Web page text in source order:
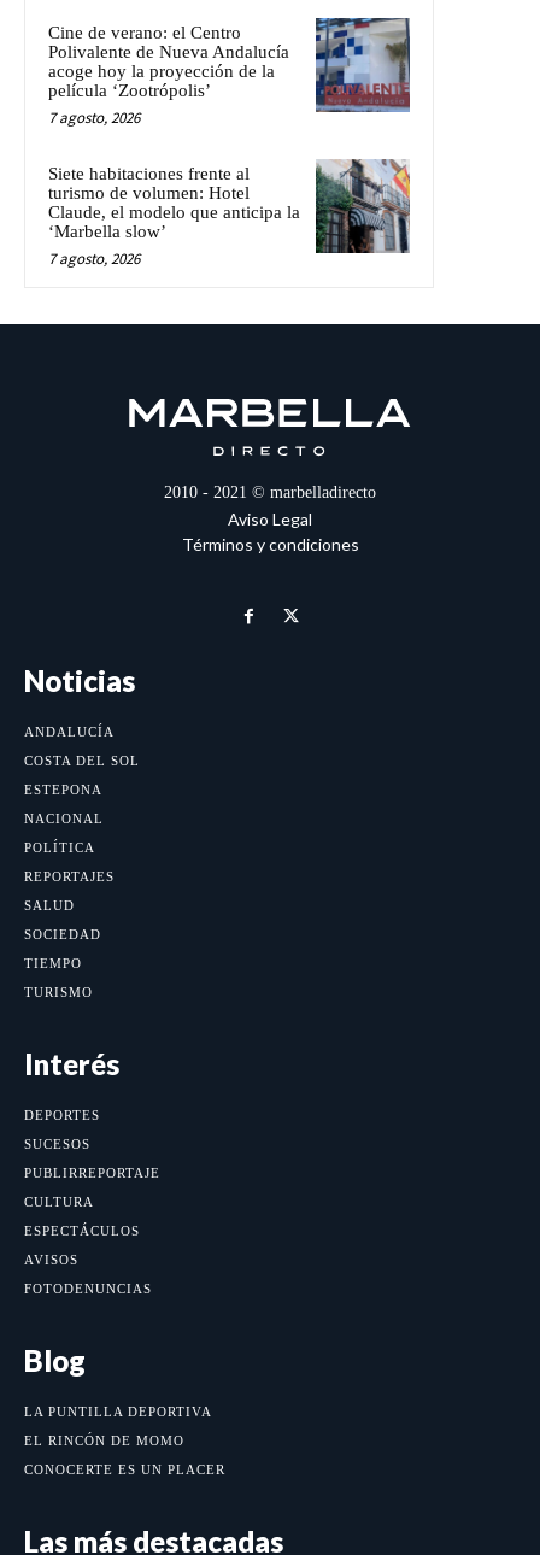
Cine de verano: el Centro
Polivalente de Nueva Andalucía
acoge hoy la proyección de la
película ‘Zootrópolis’
7 agosto, 2026
Siete habitaciones frente al
turismo de volumen: Hotel
Claude, el modelo que anticipa la
‘Marbella slow’
7 agosto, 2026
2010 - 2021 © marbelladirecto
Aviso Legal
Términos y condiciones
Noticias
ANDALUCÍA
COSTA DEL SOL
ESTEPONA
NACIONAL
POLÍTICA
REPORTAJES
SALUD
SOCIEDAD
TIEMPO
TURISMO
Interés
DEPORTES
SUCESOS
PUBLIRREPORTAJE
CULTURA
ESPECTÁCULOS
AVISOS
FOTODENUNCIAS
Blog
LA PUNTILLA DEPORTIVA
EL RINCÓN DE MOMO
CONOCERTE ES UN PLACER
Las más destacadas